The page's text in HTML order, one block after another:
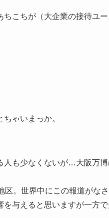
こちが（大企業の接待ユ
ゃいまっか。
も少なくないが…大阪万
。世界中にこの報道がな
与えると思いますが一方